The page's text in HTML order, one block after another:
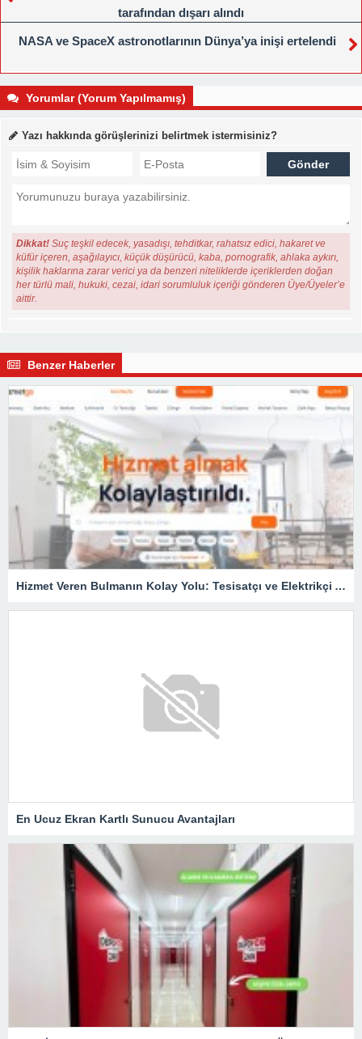
tarafından dışarı alındı
NASA ve SpaceX astronotlarının Dünya’ya inişi ertelendi
Yorumlar (Yorum Yapılmamış)
Yazı hakkında görüşlerinizi belirtmek istermisiniz?
Dikkat! Suç teşkil edecek, yasadışı, tehditkar, rahatsız edici, hakaret ve
küfür içeren, aşağılayıcı, küçük düşürücü, kaba, pornografik, ahlaka aykırı,
kişilik haklarına zarar verici ya da benzeri niteliklerde içeriklerden doğan
her türlü mali, hukuki, cezai, idari sorumluluk içeriği gönderen Üye/Üyeler’e
aittir.
Benzer Haberler
Hizmet Veren Bulmanın Kolay Yolu: Tesisatçı ve Elektrikçi Ararken Nelere Dikkat Edilmeli?
En Ucuz Ekran Kartlı Sunucu Avantajları